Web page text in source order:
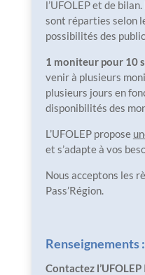
l’UFOLEP et de
sont réparties selon
possibilités des
1 moniteur pour 10
venir à plusieurs
plusieurs jours en
disponibilités des
L’UFOLEP propose
et s’adapte à vos
Nous acceptons les
Pass’Région.
Renseignements :
Contactez